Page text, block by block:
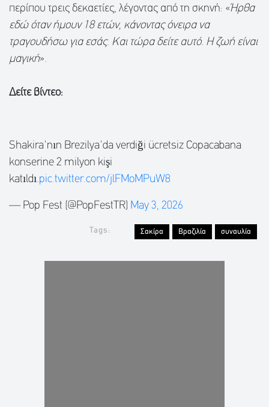
περίπου τρεις δεκαετίες, λέγοντας από τη σκηνή: «Ήρθα
εδώ όταν ήμουν 18 ετών, κάνοντας όνειρα να
τραγουδήσω για εσάς. Και τώρα δείτε αυτό. Η ζωή είναι
μαγική».
Δείτε βίντεο:
Shakira'nın Brezilya'da verdiği ücretsiz Copacabana
konserine 2 milyon kişi
katıldı.pic.twitter.com/jlFMoMPuW8
— Pop Fest (@PopFestTR) May 3, 2026
Tags: Σακίρα Βραζιλία συναυλία